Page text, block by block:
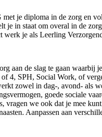
met je diploma in de zorg en
je in staat om overal in de
werk je als Leerling
aan de slag te gaan waarbij
4, SPH, Social Work, of
zowel in dag-, avond- als
goede sociale
vragen we ook dat je mee
Aanpassen aan